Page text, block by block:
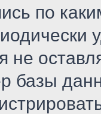
по
не
базы